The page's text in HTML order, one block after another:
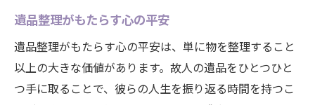
思い出を大切にする整理術
故人の遺品を丁寧に扱う方法
思い出の品を選ぶ際の注意点
感謝の気持ちを込めた整理法
遺品整理がもたらす心の平安
遺品整理がもたらす心の平安は、単に物を整理すること
以上の大きな価値があります。故人の遺品をひとつひと
つ手に取ることで、彼らの人生を振り返る時間を持つこ